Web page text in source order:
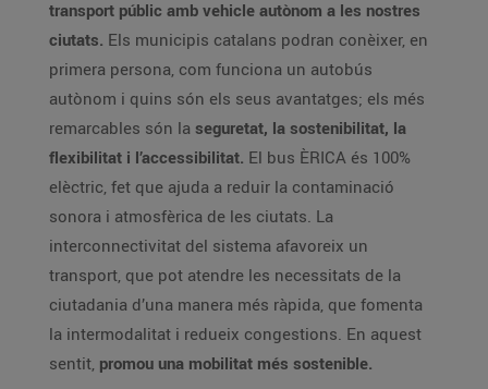
transport públic amb vehicle autònom a les nostres
ciutats. Els municipis catalans podran conèixer, en
primera persona, com funciona un autobús
autònom i quins són els seus avantatges; els més
remarcables són la seguretat, la sostenibilitat, la
flexibilitat i l’accessibilitat. El bus ÈRICA és 100%
elèctric, fet que ajuda a reduir la contaminació
sonora i atmosfèrica de les ciutats. La
interconnectivitat del sistema afavoreix un
transport, que pot atendre les necessitats de la
ciutadania d’una manera més ràpida, que fomenta
la intermodalitat i redueix congestions. En aquest
sentit, promou una mobilitat més sostenible.